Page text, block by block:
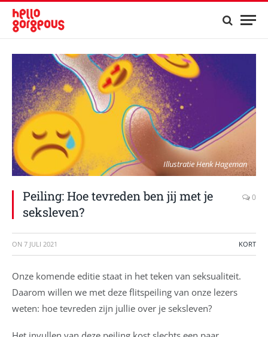
Illustratie Henk Hageman
Peiling: Hoe tevreden ben jij met je
seksleven?
0
ON 7 JULI 2021 KORT
Onze komende editie staat in het teken van seksualiteit.
Daarom willen we met deze flitspeiling van onze lezers
weten: hoe tevreden zijn jullie over je seksleven?